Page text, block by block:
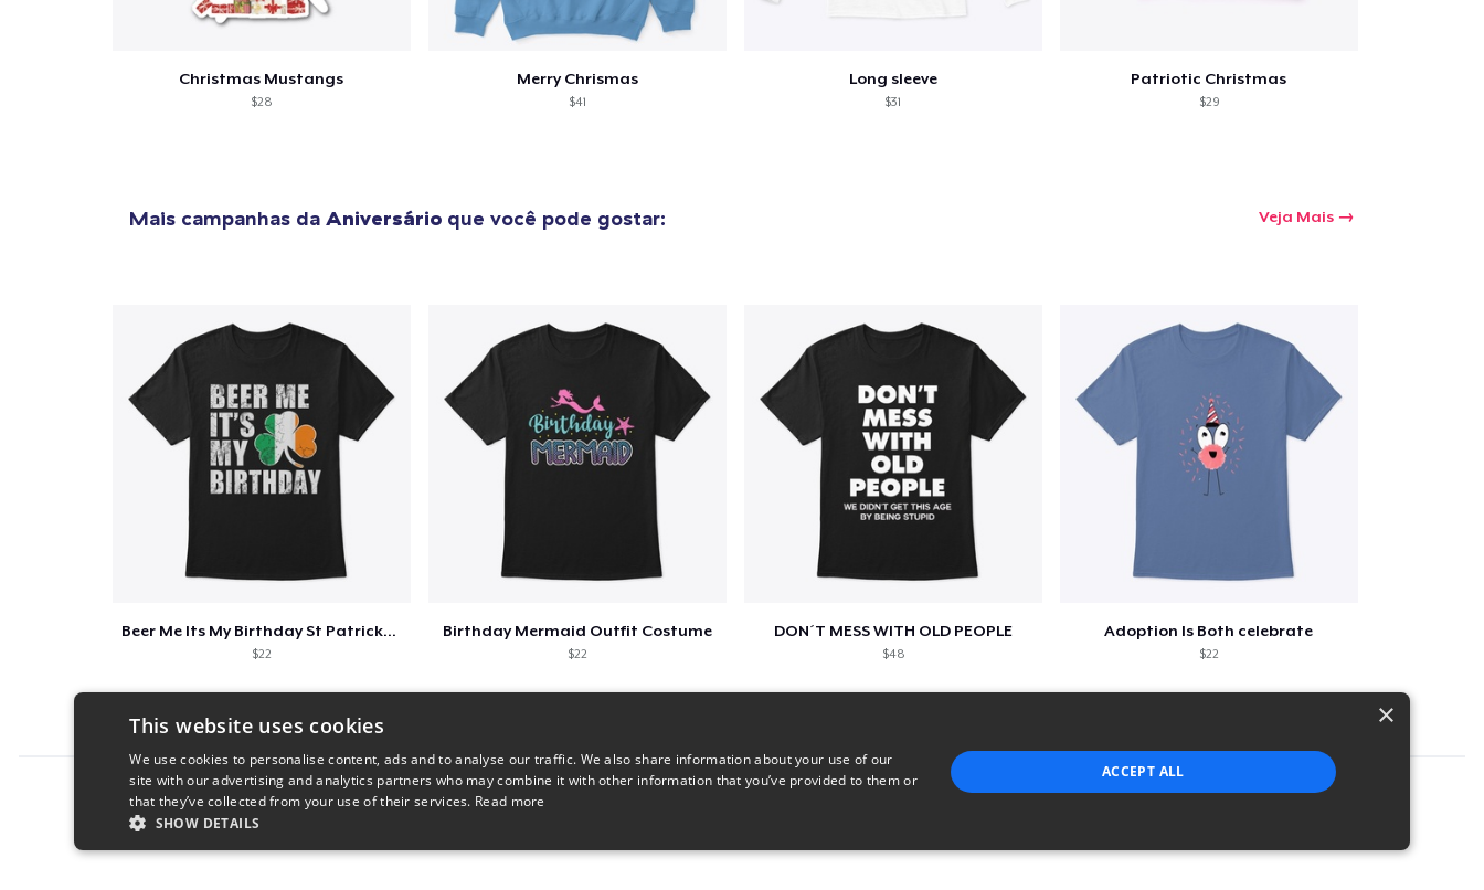
Christmas Mustangs
$28
Merry Chrismas
$41
Long sleeve
$31
Patriotic Christmas
$29
Mais campanhas da Aniversário que você pode gostar: Veja Mais
Beer Me Its My Birthday St Patricks Day
$22
Birthday Mermaid Outfit Costume
$22
DON´T MESS WITH OLD PEOPLE
$48
Adoption Is Both celebrate
$22
Report this product
×
This website uses cookies
We use cookies to personalise content, ads and to analyse our traffic. We also share information about your use of our
site with our advertising and analytics partners who may combine it with other information that you’ve provided to them or
that they’ve collected from your use of their services. Read more
SHOW DETAILS
ACCEPT ALL